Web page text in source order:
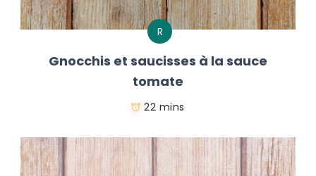
R
Gnocchis et saucisses à la sauce
tomate
22 mins